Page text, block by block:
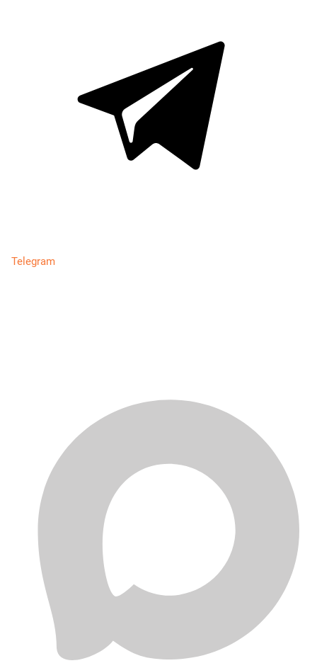
Telegram